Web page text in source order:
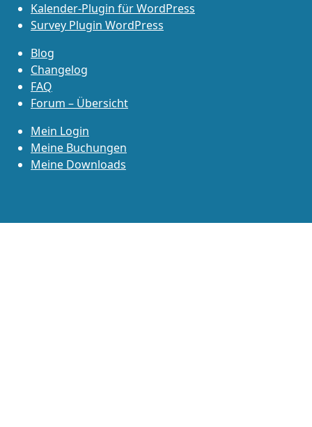
Kalender-Plugin für WordPress
Survey Plugin WordPress
Blog
Changelog
FAQ
Forum – Übersicht
Mein Login
Meine Buchungen
Meine Downloads